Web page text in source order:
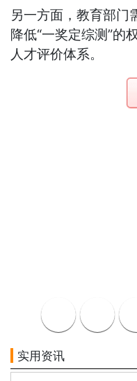
另一方面，教育部门
降低“一奖定综测”的
人才评价体系。
实用资讯